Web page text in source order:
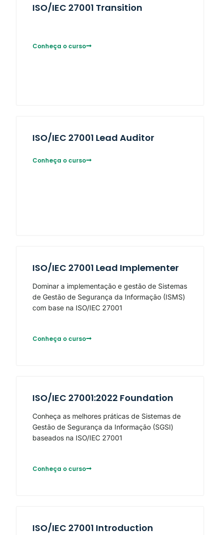
ISO/IEC 27001 Transition
Conheça o curso
ISO/IEC 27001 Lead Auditor
Conheça o curso
ISO/IEC 27001 Lead Implementer
Dominar a implementação e gestão de Sistemas
de Gestão de Segurança da Informação (ISMS)
com base na ISO/IEC 27001
Conheça o curso
ISO/IEC 27001:2022 Foundation
Conheça as melhores práticas de Sistemas de
Gestão de Segurança da Informação (SGSI)
baseados na ISO/IEC 27001
Conheça o curso
ISO/IEC 27001 Introduction